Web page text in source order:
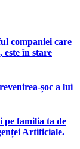
companiei care
în stare
șoc a lui
pe familia ta de
Artificiale.